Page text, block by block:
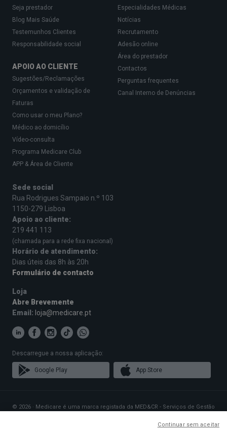
Seja prestador
Blog Mais Saúde
Testemunhos Clientes
Responsabilidade social
APOIO AO CLIENTE
Sugestões/Reclamações
Orçamentos e validação de
Faturas
Como usar o meu Plano?
Médico ao domicílio
Vídeo-consulta
Programa Medicare Club
APP & Área de Cliente
Especialidades Médicas
Notícias
Recrutamento
Adesão online
Área do prestador
Contactos
Perguntas frequentes
Canal Interno de Denúncias
Sede social
Rua Rodrigues Sampaio n.º 103
1150-279 Lisboa
Apoio ao cliente:
219 441 113
(chamada para a rede fixa nacional)
Horário de atendimento:
Dias úteis das 8h às 20h
Formulário de contacto
Loja
Abre Brevemente
Email: loja@medicare.pt
Descarregue a nossa aplicação:
Google Play App Store
© 2026 · Medicare é uma marca registada da MED&CR - Serviços de Gestão
sede social em Rua Rodrigues Sampaio n.º 103, 1150-279 Lisboa, que gere
Continuar sem aceitar